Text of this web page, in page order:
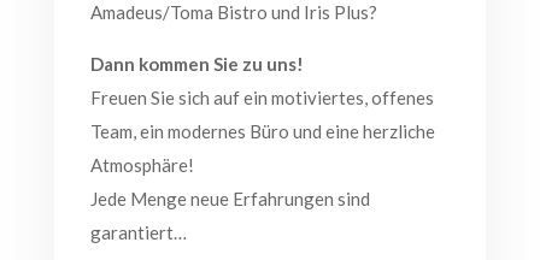
Amadeus/Toma Bistro und Iris Plus?
Dann kommen Sie zu uns!
Freuen Sie sich auf ein motiviertes, offenes
Team, ein modernes Büro und eine herzliche
Atmosphäre!
Jede Menge neue Erfahrungen sind
garantiert…